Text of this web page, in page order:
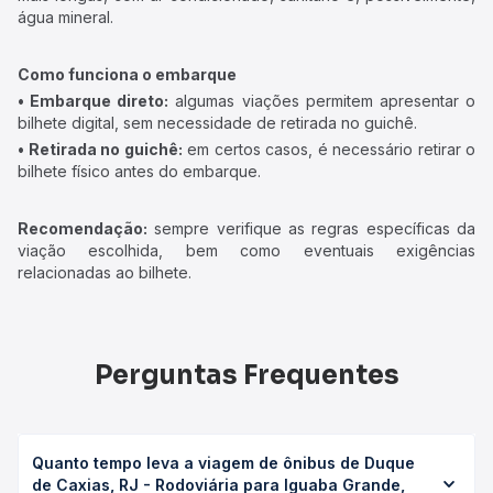
água mineral.
Como funciona o embarque
• Embarque direto: algumas viações permitem apresentar o
bilhete digital, sem necessidade de retirada no guichê.
• Retirada no guichê: em certos casos, é necessário retirar o
bilhete físico antes do embarque.
Recomendação: sempre verifique as regras específicas da
viação escolhida, bem como eventuais exigências
relacionadas ao bilhete.
Perguntas Frequentes
Quanto tempo leva a viagem de ônibus de Duque
de Caxias, RJ - Rodoviária para Iguaba Grande,